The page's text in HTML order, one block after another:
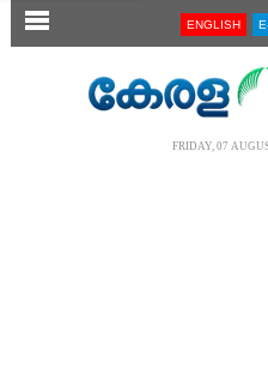
SECTIONS ENGLISH
FRIDAY, 07